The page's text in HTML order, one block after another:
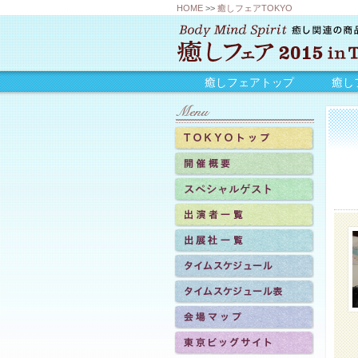
HOME>> 癒しフェアTOKYO
癒しフェアトップ 癒し